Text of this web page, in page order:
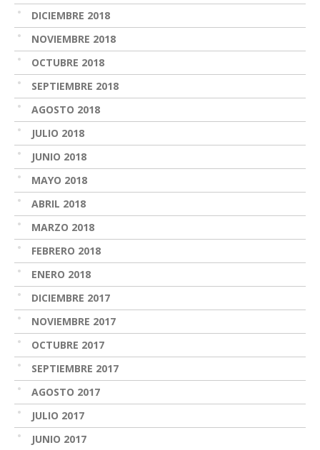
DICIEMBRE 2018
NOVIEMBRE 2018
OCTUBRE 2018
SEPTIEMBRE 2018
AGOSTO 2018
JULIO 2018
JUNIO 2018
MAYO 2018
ABRIL 2018
MARZO 2018
FEBRERO 2018
ENERO 2018
DICIEMBRE 2017
NOVIEMBRE 2017
OCTUBRE 2017
SEPTIEMBRE 2017
AGOSTO 2017
JULIO 2017
JUNIO 2017